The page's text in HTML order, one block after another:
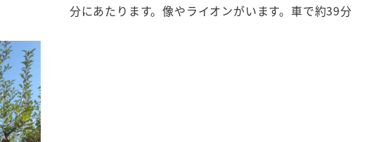
分にあたります。像やライオンがいます。車で約39分